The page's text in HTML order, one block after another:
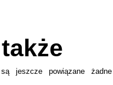
jeszcze powiązane żadne